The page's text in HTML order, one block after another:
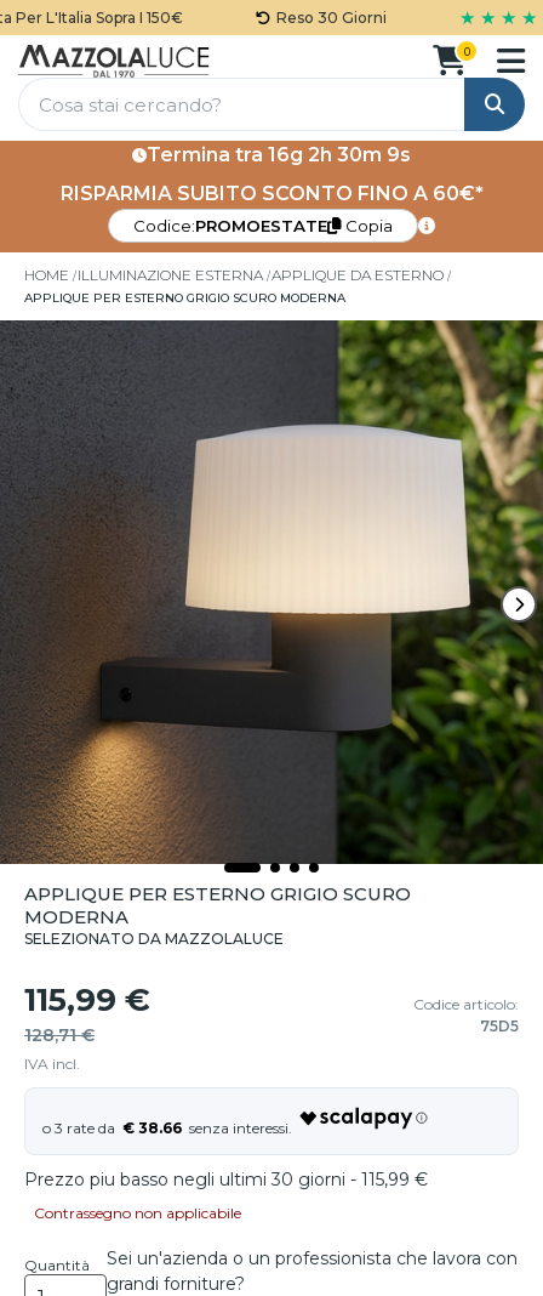
L'Italia Sopra I 150€ Reso 30 Giorni ★ ★ ★ ★ ★
Cerca
0
Termina tra 16g 2h 30m 8s
RISPARMIA SUBITO SCONTO FINO A 60€*
Codice:PROMOESTATE Copia
HOME ILLUMINAZIONE ESTERNA APPLIQUE DA ESTERNO
APPLIQUE PER ESTERNO GRIGIO SCURO MODERNA
APPLIQUE PER ESTERNO GRIGIO SCURO
MODERNA
SELEZIONATO DA MAZZOLALUCE
115,99 €
128,71 €
IVA incl.
Codice articolo:
75D5
€ 38.66
Prezzo piu basso negli ultimi 30 giorni - 115,99 €
Contrassegno non applicabile
Quantità
Sei un'azienda o un professionista che lavora con
grandi forniture?